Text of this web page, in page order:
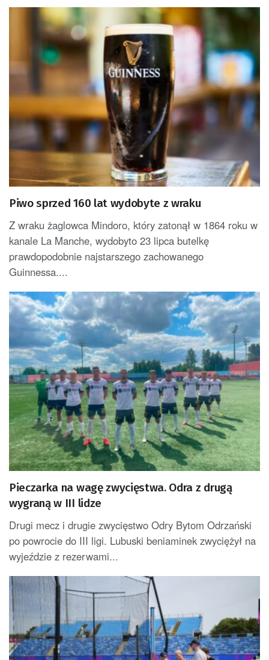
Piwo sprzed 160 lat wydobyte z wraku
Z wraku żaglowca Mindoro, który zatonął w 1864 roku w
kanale La Manche, wydobyto 23 lipca butelkę
prawdopodobnie najstarszego zachowanego
Guinnessa....
Pieczarka na wagę zwycięstwa. Odra z drugą
wygraną w III lidze
Drugi mecz i drugie zwycięstwo Odry Bytom Odrzański
po powrocie do III ligi. Lubuski beniaminek zwyciężył na
wyjeździe z rezerwami...